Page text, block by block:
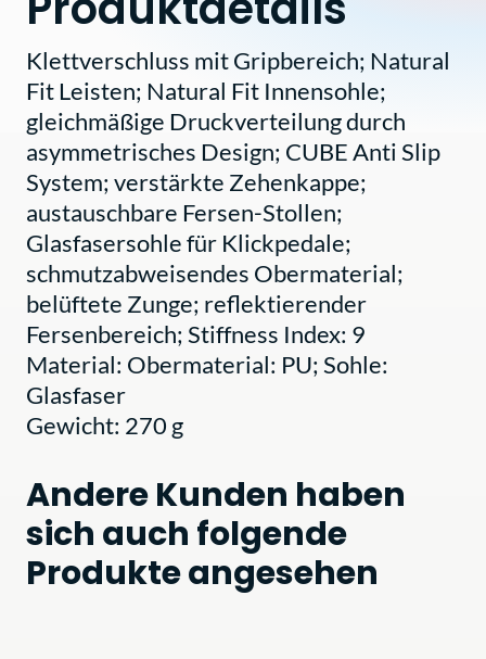
Klettverschluss mit Gripbereich; Natural
Fit Leisten; Natural Fit Innensohle;
gleichmäßige Druckverteilung durch
asymmetrisches Design; CUBE Anti Slip
System; verstärkte Zehenkappe;
austauschbare Fersen-Stollen;
Glasfasersohle für Klickpedale;
schmutzabweisendes Obermaterial;
belüftete Zunge; reflektierender
Fersenbereich; Stiffness Index: 9
Material: Obermaterial: PU; Sohle:
Glasfaser
Gewicht: 270 g
Andere Kunden haben
sich auch folgende
Produkte angesehen